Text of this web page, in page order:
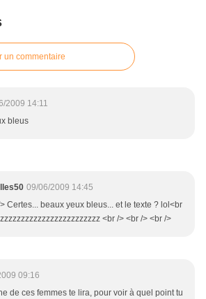
un commentaire
2009 14:11
bleus
09/06/2009 14:45
Certes... beaux yeux bleus... et le texte ? lol<br
<br /> <br /> <br />
09:16
de ces femmes te lira, pour voir à quel point tu